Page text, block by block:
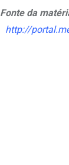
Fonte da
http://